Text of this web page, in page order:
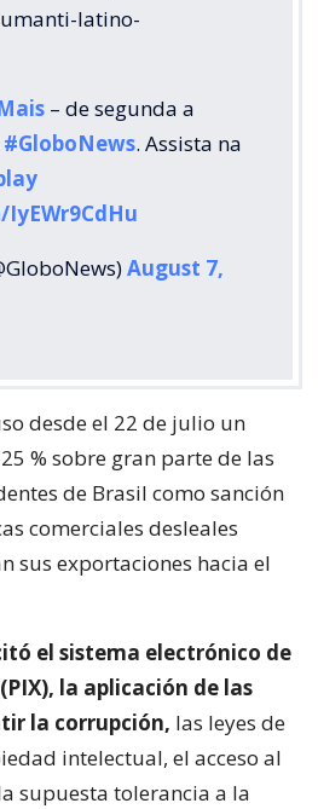
latino-
– de segunda a
#GloboNews. Assista na
August 7,
desde el 22 de julio un
% sobre gran parte de las
de Brasil como sanción
comerciales desleales
sus exportaciones hacia el
el sistema electrónico de
la aplicación de las
la corrupción, las leyes de
intelectual, el acceso al
supuesta tolerancia a la